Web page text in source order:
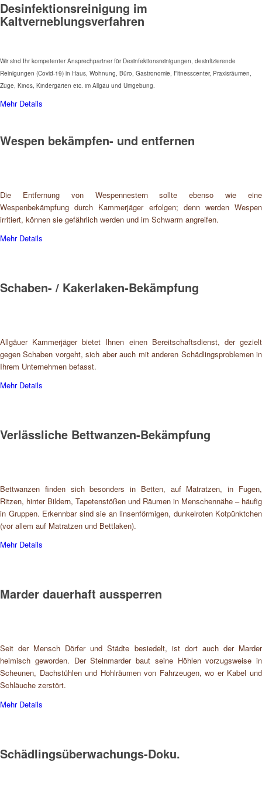
Desinfektionsreinigung im
Kaltverneblungsverfahren
Wir sind Ihr kompetenter Ansprechpartner für Desinfektionsreinigungen, desinfizierende
Reinigungen (Covid-19) in Haus, Wohnung, Büro, Gastronomie, Fitnesscenter, Praxisräumen,
Züge, Kinos, Kindergärten etc. im Allgäu und Umgebung.
Mehr Details
Wespen bekämpfen- und entfernen
Die Entfernung von Wespennestern sollte ebenso wie eine
Wespenbekämpfung durch Kammerjäger erfolgen; denn werden Wespen
irritiert, können sie gefährlich werden und im Schwarm angreifen.
Mehr Details
Schaben- / Kakerlaken-Bekämpfung
Allgäuer Kammerjäger bietet Ihnen einen Bereitschaftsdienst, der gezielt
gegen Schaben vorgeht, sich aber auch mit anderen Schädlingsproblemen in
Ihrem Unternehmen befasst.
Mehr Details
Verlässliche Bettwanzen-Bekämpfung
Bettwanzen finden sich besonders in Betten, auf Matratzen, in Fugen,
Ritzen, hinter Bildern, Tapetenstößen und Räumen in Menschennähe – häufig
in Gruppen. Erkennbar sind sie an linsenförmigen, dunkelroten Kotpünktchen
(vor allem auf Matratzen und Bettlaken).
Mehr Details
Marder dauerhaft aussperren
Seit der Mensch Dörfer und Städte besiedelt, ist dort auch der Marder
heimisch geworden. Der Steinmarder baut seine Höhlen vorzugsweise in
Scheunen, Dachstühlen und Hohlräumen von Fahrzeugen, wo er Kabel und
Schläuche zerstört.
Mehr Details
Schädlingsüberwachungs-Doku.